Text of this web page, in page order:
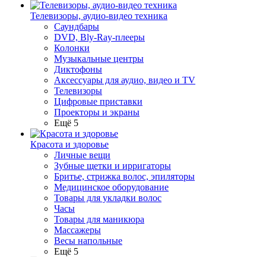
Телевизоры, аудио-видео техника
Саундбары
DVD, Bly-Ray-плееры
Колонки
Музыкальные центры
Диктофоны
Аксессуары для аудио, видео и TV
Телевизоры
Цифровые приставки
Проекторы и экраны
Ещё 5
Красота и здоровье
Личные вещи
Зубные щетки и ирригаторы
Бритье, стрижка волос, эпиляторы
Медицинское оборудование
Товары для укладки волос
Часы
Товары для маникюра
Массажеры
Весы напольные
Ещё 5